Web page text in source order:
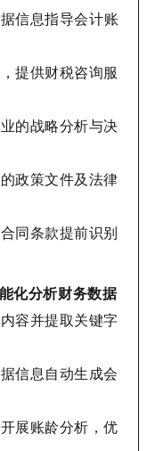
信息指导会计账
提供财税咨询服
的战略分析与决
政策文件及法律
同条款提前识别
化分析财务数据
容并提取关键字
信息自动生成会
展账龄分析，优